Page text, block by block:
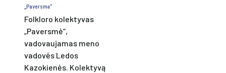
„Paversmė“
Folkloro kolektyvas
„Paversmė“,
vadovaujamas meno
vadovės Ledos
Kazokienės. Kolektyvą